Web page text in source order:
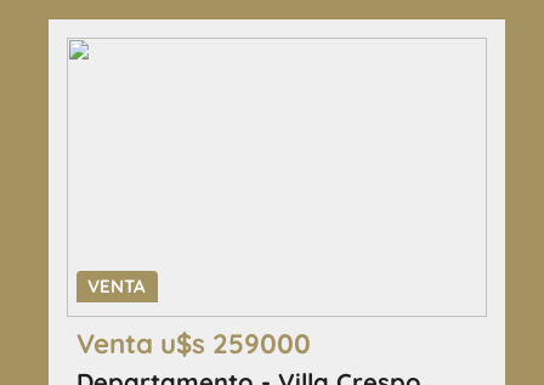
VENTA
Venta u$s 259000